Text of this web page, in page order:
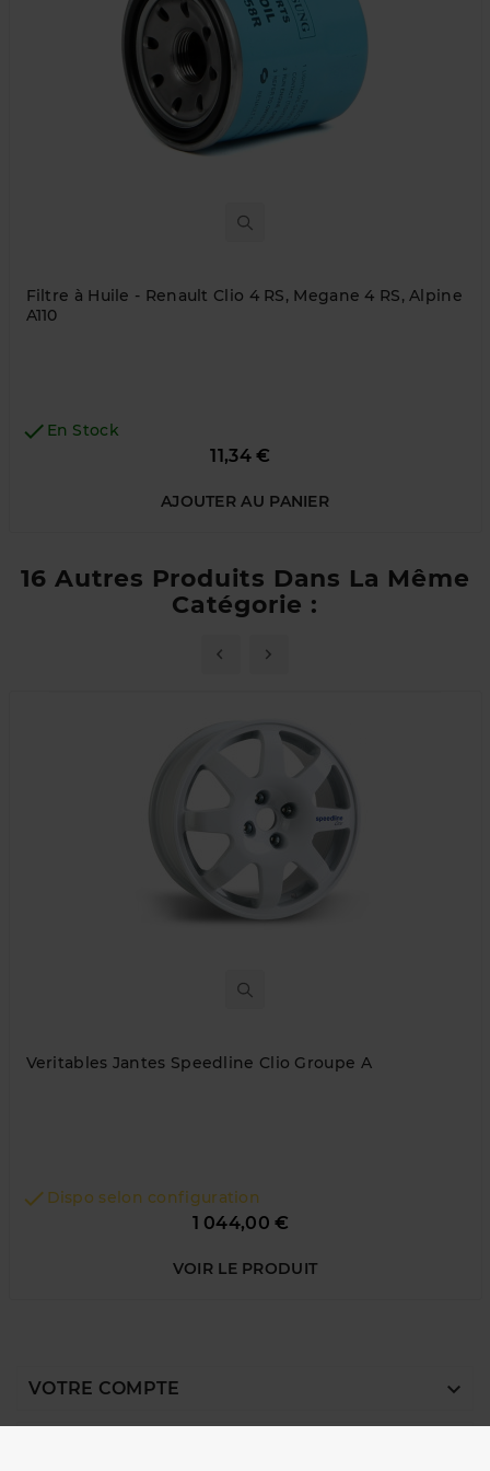
Filtre à Huile - Renault Clio 4 RS, Megane 4 RS, Alpine
A110
 En Stock
11,34 €
AJOUTER AU PANIER
16 Autres Produits Dans La Même
Catégorie :
Veritables Jantes Speedline Clio Groupe A
 Dispo selon configuration
1 044,00 €
VOIR LE PRODUIT
VOTRE COMPTE 